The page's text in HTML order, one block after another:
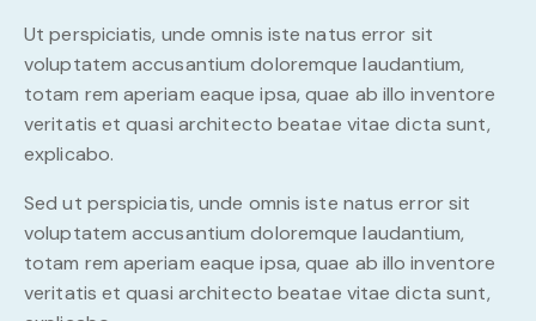
Ut perspiciatis, unde omnis iste natus error sit
voluptatem accusantium doloremque laudantium,
totam rem aperiam eaque ipsa, quae ab illo inventore
veritatis et quasi architecto beatae vitae dicta sunt,
explicabo.
Sed ut perspiciatis, unde omnis iste natus error sit
voluptatem accusantium doloremque laudantium,
totam rem aperiam eaque ipsa, quae ab illo inventore
veritatis et quasi architecto beatae vitae dicta sunt,